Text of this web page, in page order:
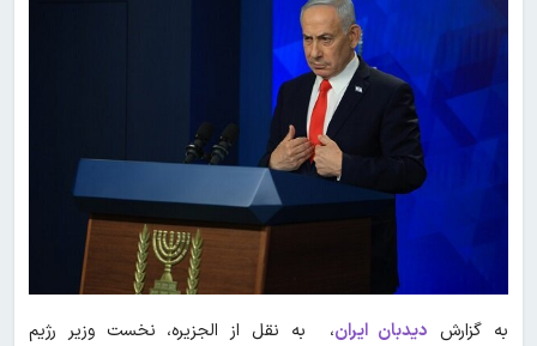
به گزارش دیدبان ایران، به نقل از الجزیره، نخست وزیر رژیم